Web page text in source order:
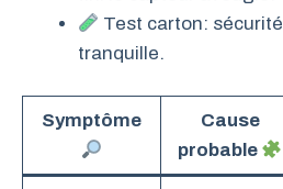
Test carton:
tranquille.
Symptôme
Cause
probable